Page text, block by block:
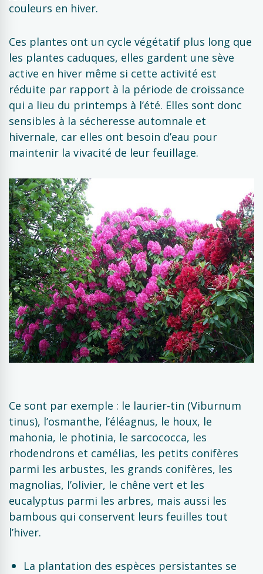
couleurs en hiver.
Ces plantes ont un cycle végétatif plus long que
les plantes caduques, elles gardent une sève
active en hiver même si cette activité est
réduite par rapport à la période de croissance
qui a lieu du printemps à l’été. Elles sont donc
sensibles à la sécheresse automnale et
hivernale, car elles ont besoin d’eau pour
maintenir la vivacité de leur feuillage.
Ce sont par exemple : le laurier-tin (Viburnum
tinus), l’osmanthe, l’éléagnus, le houx, le
mahonia, le photinia, le sarcococca, les
rhodendrons et camélias, les petits conifères
parmi les arbustes, les grands conifères, les
magnolias, l’olivier, le chêne vert et les
eucalyptus parmi les arbres, mais aussi les
bambous qui conservent leurs feuilles tout
l’hiver.
La plantation des espèces persistantes se